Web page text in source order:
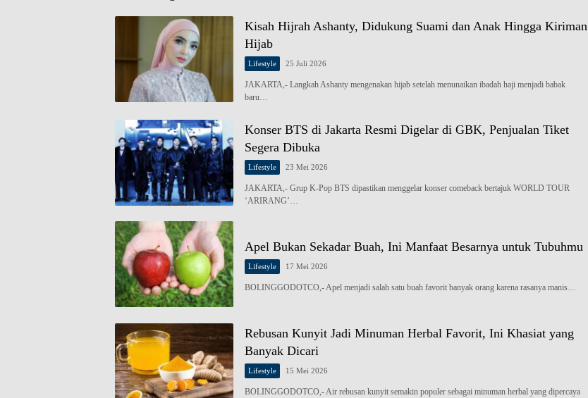
Kisah Hijrah Ashanty, Didukung Suami dan Anak Hingga Kiriman
Hijab
Lifestyle 25 Juli 2026
JAKARTA,- Langkah Ashanty mengenakan hijab setelah menunaikan ibadah haji menjadi babak
baru…
Konser BTS di Jakarta Resmi Digelar di GBK, Penjualan Tiket
Segera Dibuka
Lifestyle 23 Mei 2026
JAKARTA,- Grup K-Pop BTS dipastikan menggelar konser comeback bertajuk WORLD TOUR
‘ARIRANG’…
Apel Bukan Sekadar Buah, Ini Manfaat Besarnya untuk Tubuhmu
Lifestyle 17 Mei 2026
BOLINGGODOTCO,- Apel menjadi salah satu buah favorit banyak orang karena rasanya manis…
Rebusan Kunyit Jadi Minuman Herbal Favorit, Ini Khasiat yang
Banyak Dicari
Lifestyle 15 Mei 2026
BOLINGGODOTCO,- Air rebusan kunyit semakin populer sebagai minuman herbal yang dipercaya